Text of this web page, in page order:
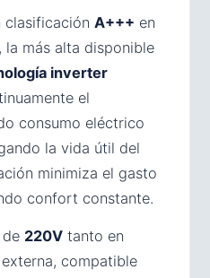
clasificación A+++ en
la más alta disponible
inverter
el
consumo eléctrico
la vida útil del
minimiza el gasto
confort constante.
220V tanto en
compatible